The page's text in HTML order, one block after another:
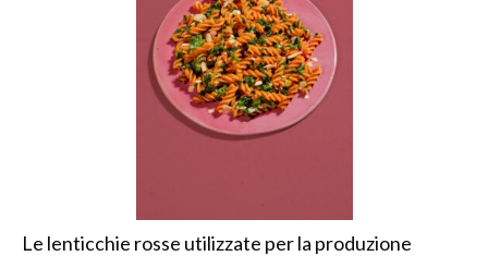
Le lenticchie rosse utilizzate per la produzione